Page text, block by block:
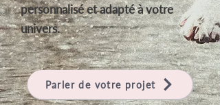
personnalisé et adapté à votre
univers.
Parler de votre projet